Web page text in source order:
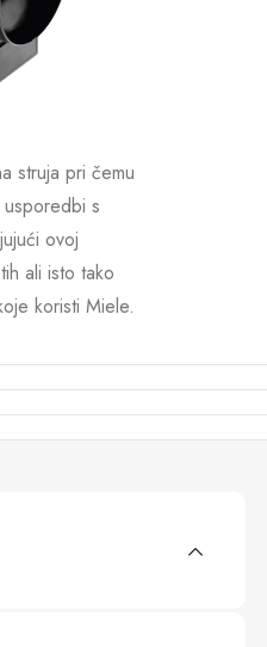
struja pri čemu
s
ovoj
ali isto tako
koristi Miele.